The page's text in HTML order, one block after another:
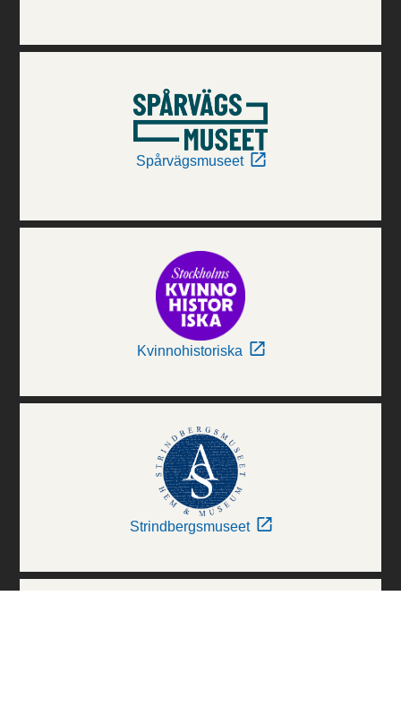
Spårvägsmuseet
Kvinnohistoriska
Strindbergsmuseet